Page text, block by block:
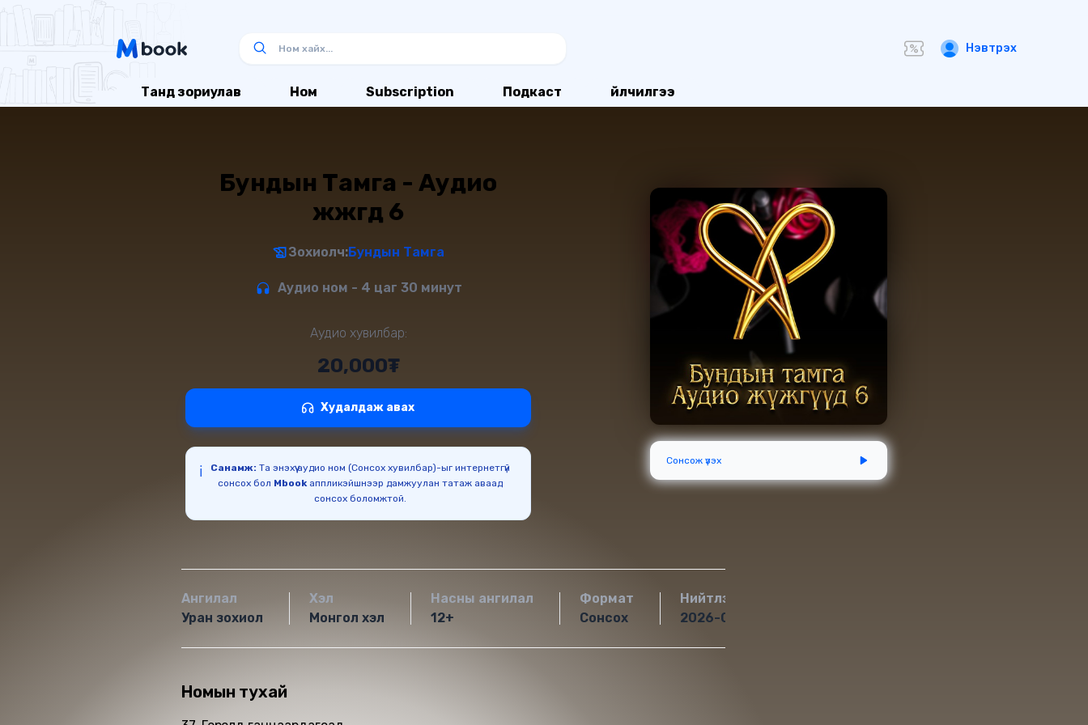
Нэвтрэх
Танд зориулав Ном Subscription Подкаст Үйлчилгээ
Бундын Тамга - Аудио
жүжгүүд 6
Зохиолч:Бундын Тамга
Аудио ном - 4 цаг 30 минут
Аудио хувилбар:
20,000₮
Худалдаж авах
ℹ️ Санамж: Та энэхүү аудио ном (Сонсох хувилбар)-ыг интернетгүй
сонсох бол Mbookаппликэйшнээр дамжуулан татаж аваад
сонсох боломжтой.
Сонсож үзэх
Ангилал
Уран зохиол
Хэл
Монгол хэл
Насны ангилал
12+
Формат
Сонсох
Нийтлэгдсэн
2026-05-18
Номын тухай